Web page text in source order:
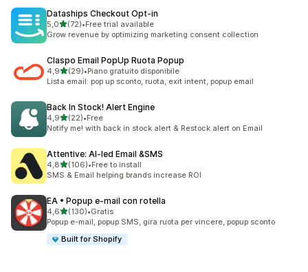
Dataships Checkout Opt‑in
5,0stelle su 5
(72)
72 recensioni totali
•Free trial available
Grow revenue by optimizing marketing consent collection
Claspo Email PopUp Ruota Popup
4,9stelle su 5
(29)
29 recensioni totali
•Piano gratuito disponibile
Lista email: pop up sconto, ruota, exit intent, popup email
Back In Stock! Alert Engine
4,9stelle su 5
(22)
22 recensioni totali
•Free
Notify me! with back in stock alert & Restock alert on Email
Attentive: AI‑led Email &SMS
4,8stelle su 5
(106)
106 recensioni totali
•Free to install
SMS & Email helping brands increase ROI
EA • Popup e‑mail con rotella
4,6stelle su 5
(130)
130 recensioni totali
•Gratis
Popup e-mail, popup SMS, gira ruota per vincere, popup sconto
Built for Shopify